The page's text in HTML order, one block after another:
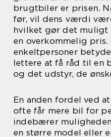
brugtbiler er prisen.
før, vil dens værdi
hvilket gør det muligt
en overkommelig
enkeltpersoner
lettere at få råd til en
og det udstyr, de
En anden fordel ved
ofte får mere bil for
indebærer
en større model eller